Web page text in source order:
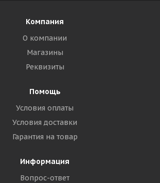
Компания
О компании
Магазины
Реквизиты
Помощь
Условия оплаты
Условия доставки
Гарантия на товар
Информация
Вопрос-ответ